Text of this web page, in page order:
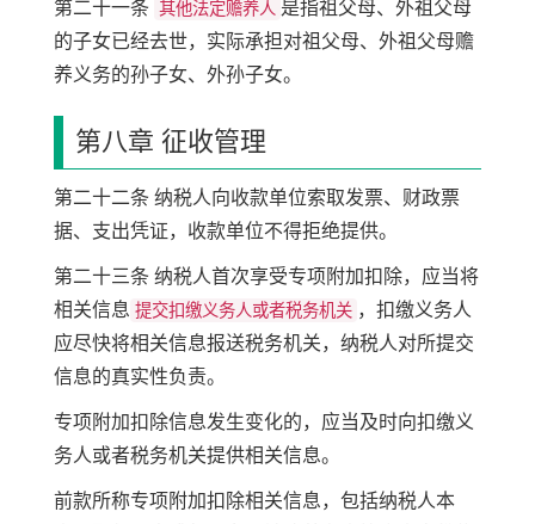
第二十一条 其他法定赡养人 是指祖父母、外祖父母
的子女已经去世，实际承担对祖父母、外祖父母赡
养义务的孙子女、外孙子女。
第八章 征收管理
第二十二条 纳税人向收款单位索取发票、财政票
据、支出凭证，收款单位不得拒绝提供。
第二十三条 纳税人首次享受专项附加扣除，应当将
相关信息 提交扣缴义务人或者税务机关 ，扣缴义务人
应尽快将相关信息报送税务机关，纳税人对所提交
信息的真实性负责。
专项附加扣除信息发生变化的，应当及时向扣缴义
务人或者税务机关提供相关信息。
前款所称专项附加扣除相关信息，包括纳税人本